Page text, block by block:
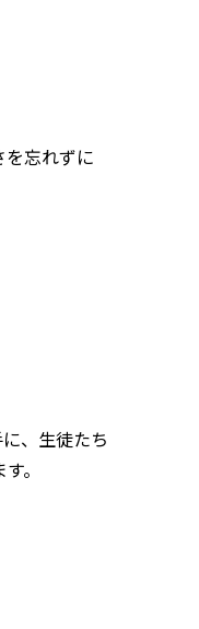
忘れずに
、生徒たち
。